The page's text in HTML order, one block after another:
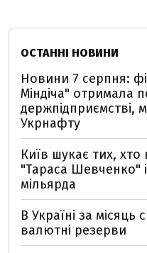
ОСТАННІ НОВИНИ
Новини 7 серпня:
Міндіча" отримала
держпідприємстві,
Укрнафту
Київ шукає тих, хто
"Тараса Шевченко"
мільярда
В Україні за місяць
валютні резерви